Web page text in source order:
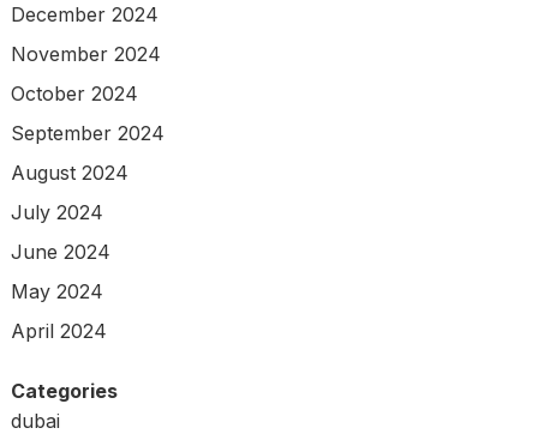
December 2024
November 2024
October 2024
September 2024
August 2024
July 2024
June 2024
May 2024
April 2024
Categories
dubai